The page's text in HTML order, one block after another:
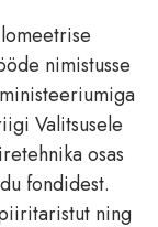
nimistusse
Valitsusele
osas
fondidest.
ning